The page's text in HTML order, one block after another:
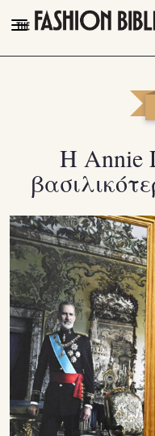
THE
TALK OF THE
PLEASURES
VIDEOS
FOLLOW
Facebook
Instagram
Youtube
TikTok
X(Twitter)
Η Annie